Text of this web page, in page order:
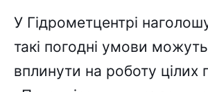
У Гідрометцентрі
такі погодні умови
вплинути на роботу цілих